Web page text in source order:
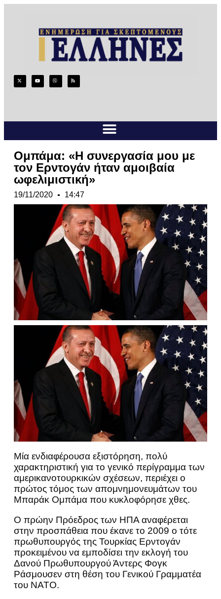
Ομπάμα: «Η συνεργασία μου με
τον Ερντογάν ήταν αμοιβαία
ωφελιμιστική»
19/11/2020 14:47
Μία ενδιαφέρουσα εξιστόρηση, πολύ
χαρακτηριστική για το γενικό περίγραμμα των
αμερικανοτουρκικών σχέσεων, περιέχει ο
πρώτος τόμος των απομνημονευμάτων του
Μπαράκ Ομπάμα που κυκλοφόρησε χθες.
Ο πρώην Πρόεδρος των ΗΠΑ αναφέρεται
στην προσπάθεια που έκανε το 2009 ο τότε
πρωθυπουργός της Τουρκίας Ερντογάν
προκειμένου να εμποδίσει την εκλογή του
Δανού Πρωθυπουργού Άντερς Φογκ
Ράσμουσεν στη θέση του Γενικού Γραμματέα
του ΝΑΤΟ.